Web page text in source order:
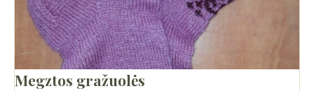
Megztos gražuolės